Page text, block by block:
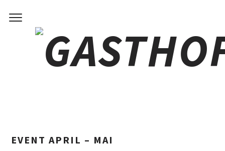
APRIL – MAI
EVENT APRIL – MAI